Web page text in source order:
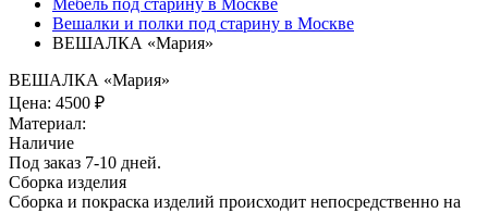
Мебель под старину в Москве
Вешалки и полки под старину в Москве
ВЕШАЛКА «Мария»
ВЕШАЛКА «Мария»
Цена: 4500 ₽
Материал:
Наличие
Под заказ 7-10 дней.
Сборка изделия
Сборка и покраска изделий происходит непосредственно на